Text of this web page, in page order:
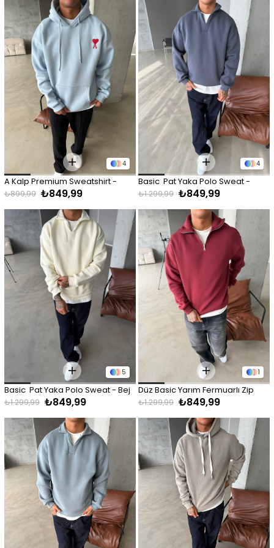
4
A Kalp Premium Sweatshirt -
Mavi
₺849,99
₺899,99
4
Basic  Pat Yaka Polo Sweat -
Füme
₺849,99
₺1.299,99
5
Basic  Pat Yaka Polo Sweat - Bej
₺849,99
₺1.299,99
1
Düz Basic Yarım Fermuarlı Zip
Sweat -  Bordo₺849,99
₺1.299,99